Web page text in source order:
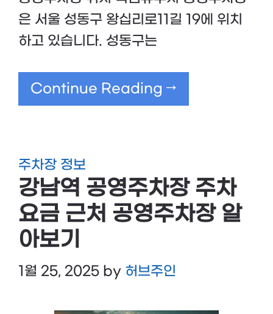
은 서울 성동구 왕십리로11길 19에 위치
하고 있습니다. 성동구는
Continue Reading →
주차장 정보
강남역 공영주차장 주차
요금 근처 공영주차장 알
아보기
1월 25, 2025 by 허브주인